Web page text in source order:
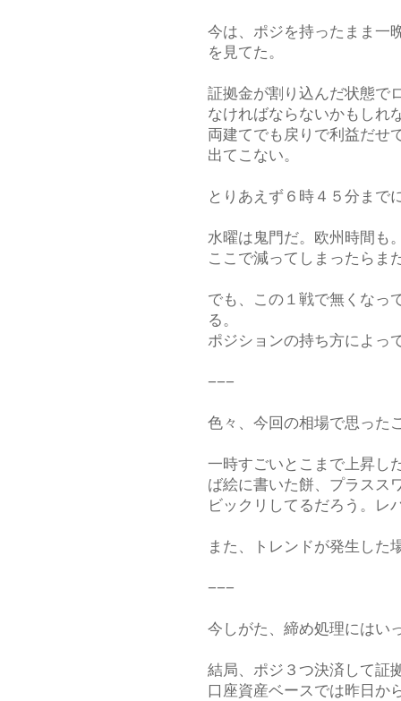
今は、ポジを持ったまま一
を見てた。
証拠金が割り込んだ状態で
なければならないかもしれ
両建てでも戻りで利益だせ
出てこない。
とりあえず６時４５分まで
水曜は鬼門だ。欧州時間も
ここで減ってしまったらま
でも、この１戦で無くなっ
る。
ポジションの持ち方によっ
−−−
色々、今回の相場で思った
一時すごいとこまで上昇し
ば絵に書いた餅、プラスス
ビックリしてるだろう。レ
また、トレンドが発生した
−−−
今しがた、締め処理にはい
結局、ポジ３つ決済して証
口座資産ベースでは昨日か